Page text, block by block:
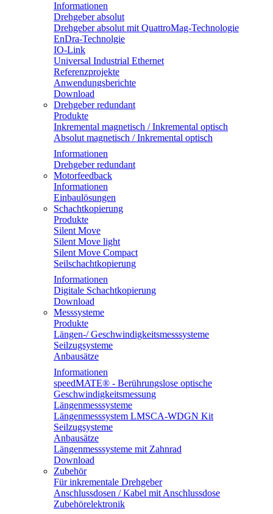
Informationen
Drehgeber absolut
Drehgeber absolut mit QuattroMag-Technologie
EnDra-Technolgie
IO-Link
Universal Industrial Ethernet
Referenzprojekte
Anwendungsberichte
Download
Drehgeber redundant
Produkte
Inkremental magnetisch / Inkremental optisch
Absolut magnetisch / Inkremental optisch
Informationen
Drehgeber redundant
Motorfeedback
Informationen
Einbaulösungen
Schachtkopierung
Produkte
Silent Move
Silent Move light
Silent Move Compact
Seilschachtkopierung
Informationen
Digitale Schachtkopierung
Download
Messsysteme
Produkte
Längen-/ Geschwindigkeitsmesssysteme
Seilzugsysteme
Anbausätze
Informationen
speedMATE® - Berührungslose optische
Geschwindigkeitsmessung
Längenmesssysteme
Längenmesssystem LMSCA-WDGN Kit
Seilzugsysteme
Anbausätze
Längenmesssysteme mit Zahnrad
Download
Zubehör
Für inkrementale Drehgeber
Anschlussdosen / Kabel mit Anschlussdose
Zubehörelektronik